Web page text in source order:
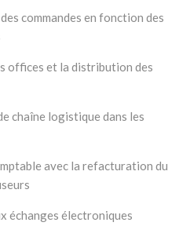
commandes en fonction des
offices et la distribution des
chaîne logistique dans les
avec la refacturation du
échanges électroniques